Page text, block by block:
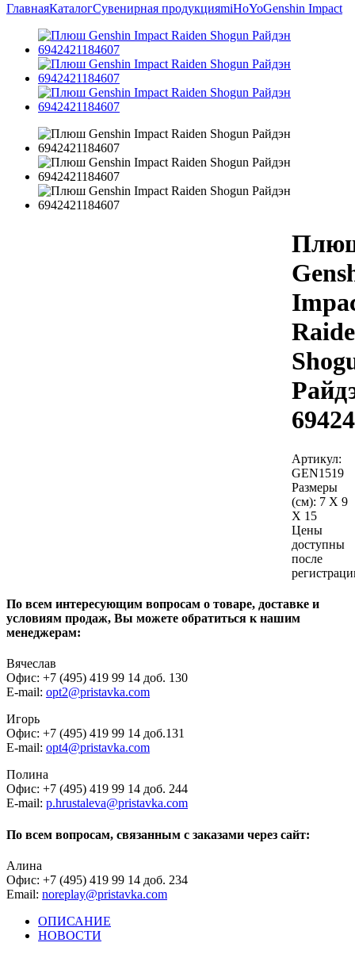
ГлавнаяКаталогСувенирная продукцияmiHoYoGenshin Impact
Артикул:
GEN1519
Размеры
(см): 7 X 9
X 15
Цены
доступны
после
По всем интересующим вопросам о товаре, доставке и
условиям продаж, Вы можете обратиться к нашим
менеджерам:
Вячеслав
Офис: +7 (495) 419 99 14 доб. 130
E-mail: opt2@pristavka.com
Игорь
Офис: +7 (495) 419 99 14 доб.131
E-mail: opt4@pristavka.com
Полина
Офис: +7 (495) 419 99 14 доб. 244
E-mail: p.hrustaleva@pristavka.com
По всем вопросам, связанным с заказами через сайт:
Алина
Офис: +7 (495) 419 99 14 доб. 234
Email: noreplay@pristavka.com
ОПИСАНИЕ
НОВОСТИ